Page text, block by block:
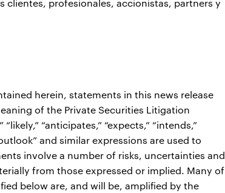
profesionales, accionistas, partners y
herein, statements in this news release
of the Private Securities Litigation
“anticipates,” “expects,” “intends,”
and similar expressions are used to
involve a number of risks, uncertainties and
from those expressed or implied. Many of
below are, and will be, amplified by the